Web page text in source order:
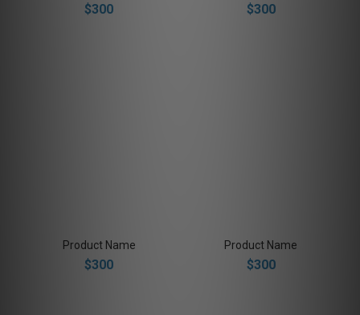
$300 $300
Product Name
$300
Product Name
$300